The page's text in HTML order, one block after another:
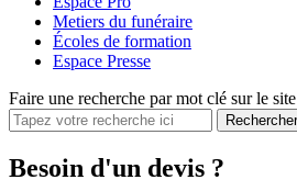
Metiers du funéraire
Écoles de formation
Espace Presse
Faire une recherche par mot clé sur le
Besoin d'un devis ?